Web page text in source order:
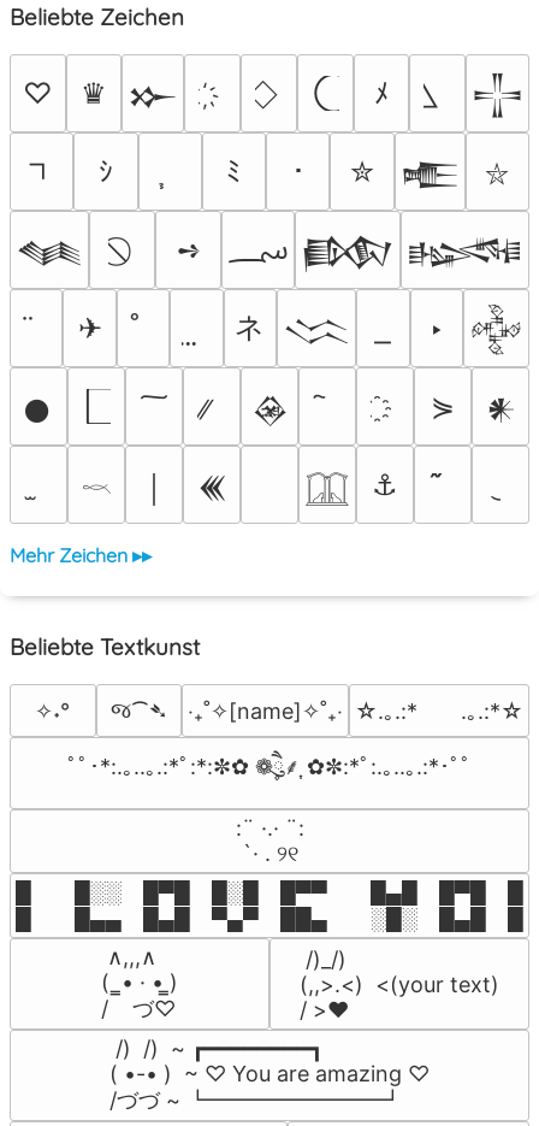
Beliebte Zeichen
♡ ♛ 𒁍 ﾒ 𒋲
ｼ ﾐ ･ ✮ 𒍫 ⛥
𒈝 ➺ ؄ 𒁃 𒈙
✈ ネ 𒈱 ‣ 𒅒
𒊹 𒊲 ⋟ 𒀭
𓎖 𒌍 𓉳 ⚓
Mehr Zeichen ▸▸
Beliebte Textkunst
✧˖° જ⁀➴ ‎‧₊˚✧[name]✧˚₊‧ ☆.｡.:*　　.｡.:*☆
ﾟﾟ･*:.｡..｡.:*ﾟ:*:✼✿ ❁ཻུ۪۪⸙͎ ✿✼:*ﾟ:.｡..｡.:*･ﾟﾟ
⠀:¨ ·.· ¨:⠀
⠀ `· . ୨୧⠀
█  █░░ █▀█ █░█ █▀▀  █▄█ █▀█
█  █▄▄ █▄█ ▀▄▀ ██▄  ░█░ █▄█
∧,,,∧
(  ̳• · • ̳)
/    づ♡
/)_/)
(,,>.<)  <(your text)
/ >❤️
/)  /)  ~ ┏━━━━━━━━┓
( •-• )  ~ ♡ You are amazing ♡
/づづ ~ ┗━━━━━━━━┛